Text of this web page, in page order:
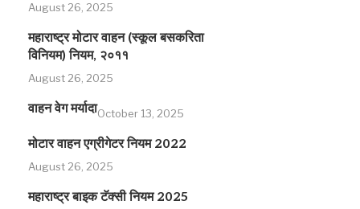
August 26, 2025
महाराष्ट्र मोटार वाहन (स्कूल बसकरिता
विनियम) नियम, २०११
August 26, 2025
वाहन वेग मर्यादाOctober 13, 2025
मोटार वाहन एग्रीगेटर नियम 2022
August 26, 2025
महाराष्ट्र बाइक टॅक्सी नियम 2025